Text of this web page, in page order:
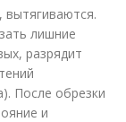
лишние
разрядит
После обрезки
и